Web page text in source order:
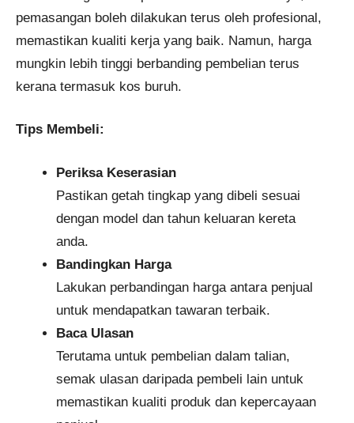
pemasangan boleh dilakukan terus oleh profesional,
memastikan kualiti kerja yang baik. Namun, harga
mungkin lebih tinggi berbanding pembelian terus
kerana termasuk kos buruh.
Tips Membeli:
Periksa Keserasian
Pastikan getah tingkap yang dibeli sesuai
dengan model dan tahun keluaran kereta
anda.
Bandingkan Harga
Lakukan perbandingan harga antara penjual
untuk mendapatkan tawaran terbaik.
Baca Ulasan
Terutama untuk pembelian dalam talian,
semak ulasan daripada pembeli lain untuk
memastikan kualiti produk dan kepercayaan